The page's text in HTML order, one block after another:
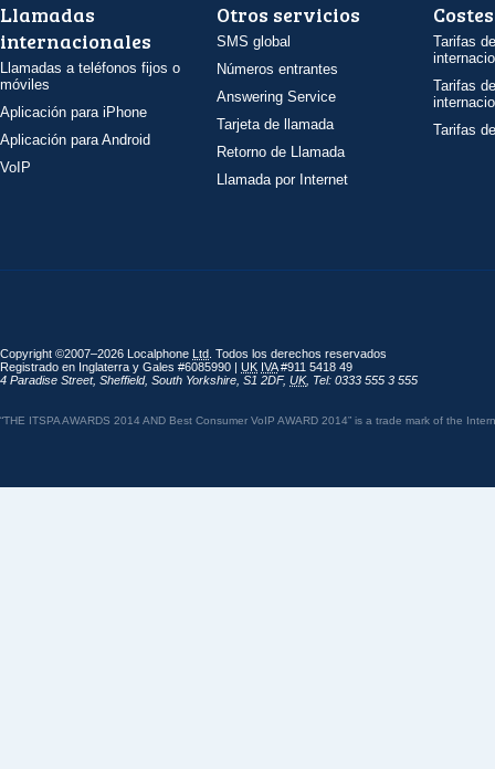
Llamadas
internacionales
Llamadas a teléfonos fijos o
móviles
Aplicación para iPhone
Aplicación para Android
VoIP
Otros servicios
SMS global
Números entrantes
Answering Service
Tarjeta de llamada
Retorno de Llamada
Llamada por Internet
Costes
Tarifas
Tarifas
Tarifas
Copyright ©2007–2026 Localphone Ltd . Todos los derechos reservados
Registrado en Inglaterra y Gales #6085990 | UK IVA#911 5418 49
4 Paradise Street, Sheffield, South Yorkshire S1 2DF, UK, Tel: 0333 555 3 555
“THE ITSPA AWARDS 2014 AND Best Consumer VoIP AWARD 2014” is a trade mark of the